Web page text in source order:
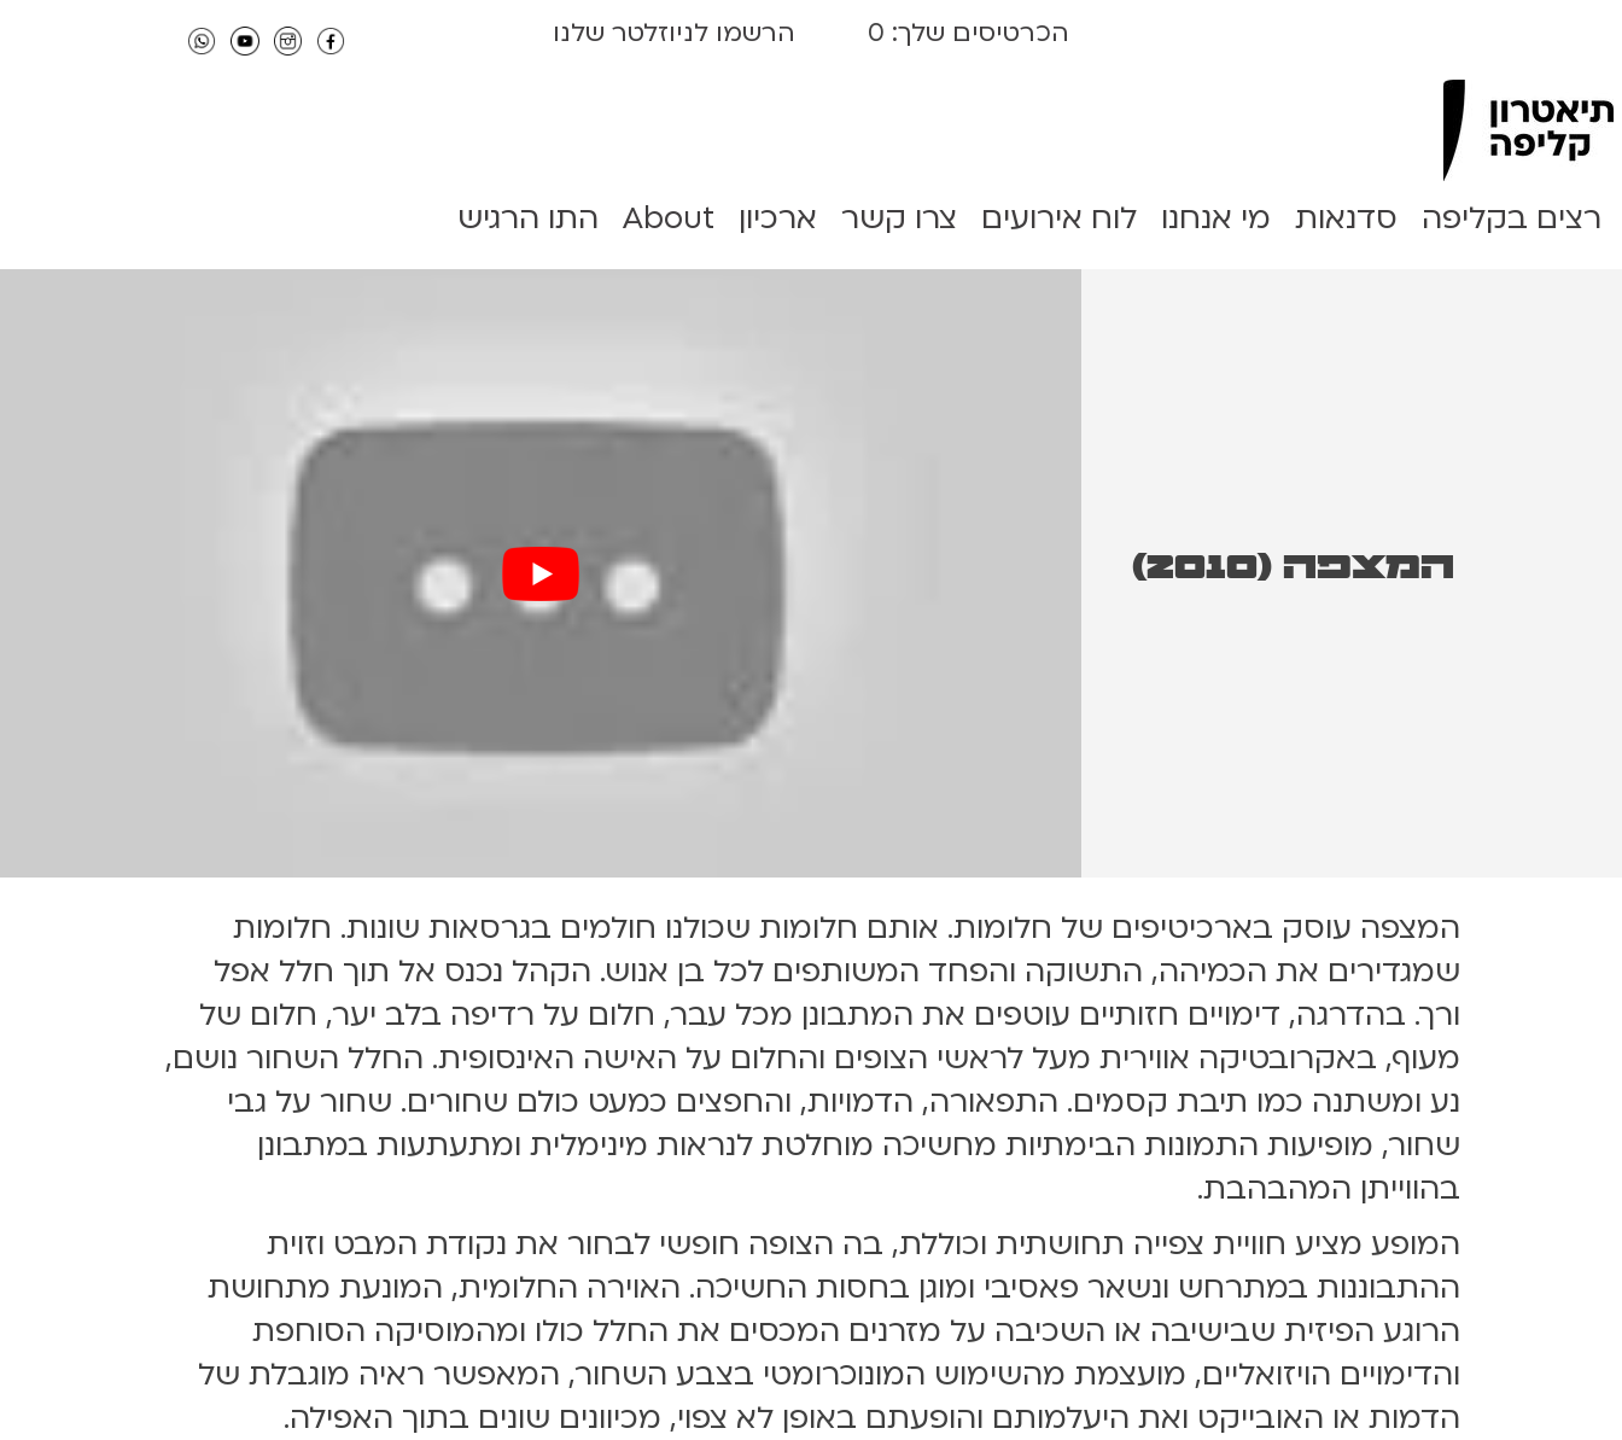
הכרטיסים שלך: 0 הרשמו לניוזלטר שלנו
Clipa Theater
רצים בקליפה סדנאות מי אנחנו לוח אירועים צרו קשר ארכיון About התו הרגיש
המצפה (2010)
המצפה עוסק בארכיטיפים של חלומות. אותם חלומות שכולנו חולמים בגרסאות שונות. חלומות
שמגדירים את הכמיהה, התשוקה והפחד המשותפים לכל בן אנוש. הקהל נכנס אל תוך חלל אפל
ורך. בהדרגה, דימויים חזותיים עוטפים את המתבונן מכל עבר, חלום על רדיפה בלב יער, חלום של
מעוף, באקרובטיקה אווירית מעל לראשי הצופים והחלום על האישה האינסופית. החלל השחור נושם,
נע ומשתנה כמו תיבת קסמים. התפאורה, הדמויות, והחפצים כמעט כולם שחורים. שחור על גבי
שחור, מופיעות התמונות הבימתיות מחשיכה מוחלטת לנראות מינימלית ומתעתעות במתבונן
בהווייתן המהבהבת.
המופע מציע חוויית צפייה תחושתית וכוללת, בה הצופה חופשי לבחור את נקודת המבט וזוית
ההתבוננות במתרחש ונשאר פאסיבי ומוגן בחסות החשיכה. האוירה החלומית, המונעת מתחושת
הרוגע הפיזית שבישיבה או השכיבה על מזרנים המכסים את החלל כולו ומהמוסיקה הסוחפת
והדימויים הויזואליים, מועצמת מהשימוש המונוכרומטי בצבע השחור, המאפשר ראיה מוגבלת של
הדמות או האובייקט ואת היעלמותם והופעתם באופן לא צפוי, מכיוונים שונים בתוך האפילה.